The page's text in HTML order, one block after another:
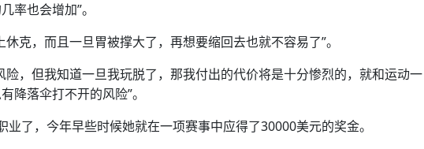
率也会增加”。
克，而且一旦胃被撑大了，再想要缩回去也就不容易了”。
险，但我知道一旦我玩脱了，那我付出的代价将是十分惨烈的，就和运动一
降落伞打不开的风险”。
了，今年早些时候她就在一项赛事中应得了30000美元的奖金。